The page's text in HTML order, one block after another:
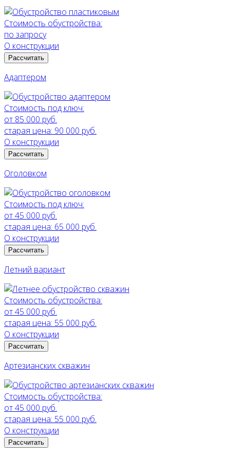
Стоимость обустройства:
по запросу
О конструкции
Рассчитать
Адаптером
Стоимость под ключ:
от 85 000 руб.
старая цена: 90 000 руб.
О конструкции
Рассчитать
Оголовком
Стоимость под ключ:
от 45 000 руб.
старая цена: 65 000 руб.
О конструкции
Рассчитать
Летний вариант
Стоимость обустройства:
от 45 000 руб.
старая цена: 55 000 руб.
О конструкции
Рассчитать
Артезианских скважин
Стоимость обустройства:
от 45 000 руб.
старая цена: 55 000 руб.
О конструкции
Рассчитать